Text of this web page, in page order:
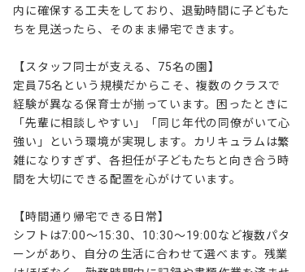
内に確保する工夫をしており、退勤時間に子どもた
ちを見送ったら、そのまま帰宅できます。
【スタッフ同士が支える、75名の園】
定員75名という規模だからこそ、複数のクラスで
経験が異なる保育士が揃っています。困ったときに
「先輩に相談しやすい」「同じ年代の同僚がいて心
強い」という環境が実現します。カリキュラムは繁
雑になりすぎず、各担任が子どもたちと向き合う時
間を大切にできる配置を心がけています。
【時間通り帰宅できる日常】
シフトは7:00～15:30、10:30～19:00など複数パタ
ーンがあり、自分の生活に合わせて選べます。残業